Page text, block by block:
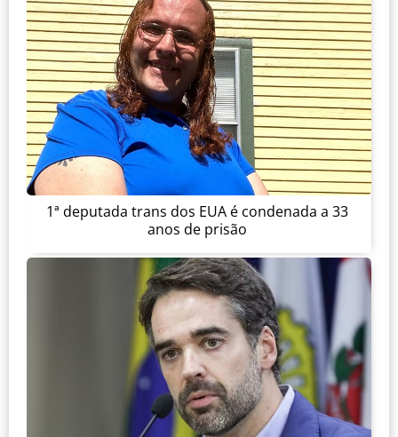
1ª deputada trans dos EUA é condenada a 33
anos de prisão